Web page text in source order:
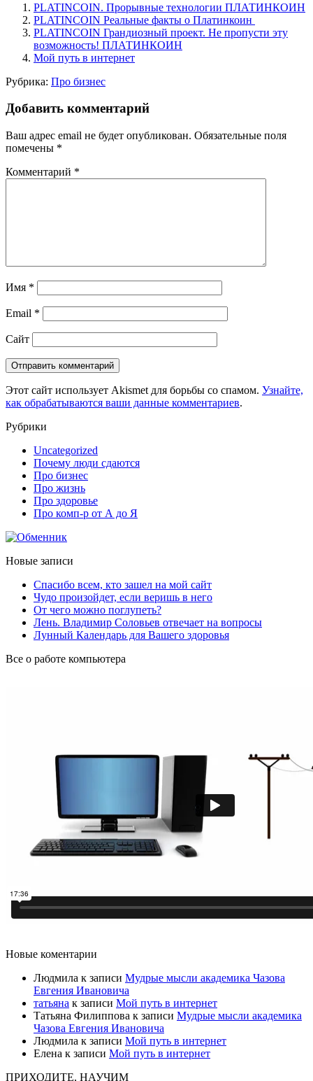
PLATINCOIN. Прорывные технологии ПЛАТИНКОИН
PLATINCOIN Реальные факты о Платинкоин
PLATINCOIN Грандиозный проект. Не пропусти эту
возможность! ПЛАТИНКОИН
Мой путь в интернет
Рубрика: Про бизнес
Добавить комментарий
Ваш адрес email не будет опубликован. Обязательные поля
помечены *
Комментарий *
Имя *
Email *
Сайт
Этот сайт использует Akismet для борьбы со спамом. Узнайте,
как обрабатываются ваши данные комментариев.
Рубрики
Uncategorized
Почему люди сдаются
Про бизнес
Про жизнь
Про здоровье
Про комп-р от А до Я
Новые записи
Спасибо всем, кто зашел на мой сайт
Чудо произойдет, если веришь в него
От чего можно поглупеть?
Лень. Владимир Соловьев отвечает на вопросы
Лунный Календарь для Вашего здоровья
Все о работе компьютера
Новые коментарии
Людмила к записи Мудрые мысли академика Чазова
Евгения Ивановича
татьяна к записи Мой путь в интернет
Татьяна Филиппова к записи Мудрые мысли академика
Чазова Евгения Ивановича
Людмила к записи Мой путь в интернет
Елена к записи Мой путь в интернет
ПРИХОДИТЕ, НАУЧИМ